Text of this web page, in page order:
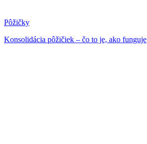
Pôžičky
Konsolidácia pôžičiek – čo to je, ako funguje